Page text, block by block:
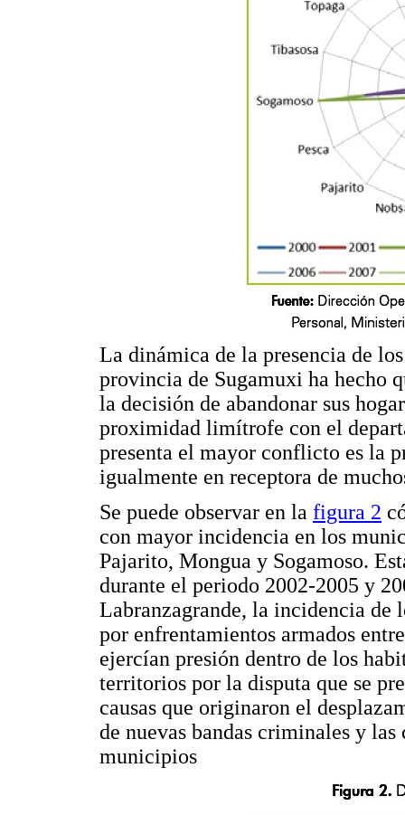
La dinámica de la presencia de
provincia de Sugamuxi ha hecho
la decisión de abandonar sus
proximidad limítrofe con el
presenta el mayor conflicto es la
igualmente en receptora de
Se puede observar en la figura 2
con mayor incidencia en los
Pajarito, Mongua y Sogamoso.
durante el periodo 2002-2005 y
Labranzagrande, la incidencia de
por enfrentamientos armados
ejercían presión dentro de los
territorios por la disputa que se
causas que originaron el
de nuevas bandas criminales y
municipios